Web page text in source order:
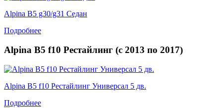
Alpina B5 g30/g31 Седан
Подробнее
Alpina B5 f10 Рестайлинг (с 2013 по 2017)
Alpina B5 f10 Рестайлинг Универсал 5 дв.
Подробнее